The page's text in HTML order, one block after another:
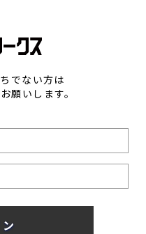
でない方は
願いします。